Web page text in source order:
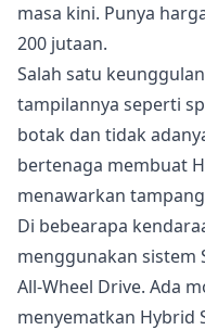
masa kini. Punya
200 jutaan.
Salah satu
tampilannya seperti
botak dan tidak
bertenaga membuat
menawarkan
Di bebearapa
menggunakan sistem
All-Wheel Drive. Ada
menyematkan Hybrid